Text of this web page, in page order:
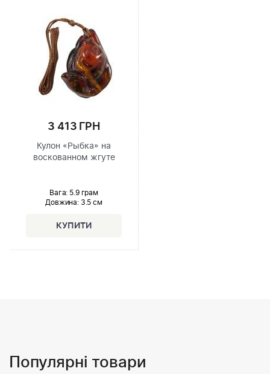
3 413 ГРН
Кулон «Рыбка» на
воскованном жгуте
Вага: 5.9 грам
Довжина:3.5 см
Популярні товари